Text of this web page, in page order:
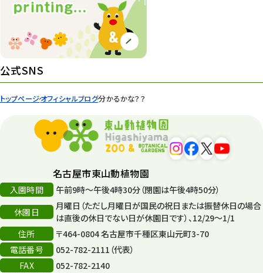
トップページオフィシャルブログ分かるかな？？
イベント
園内の様子
遊園地 6
平和公園
再生
再生フォーラム 14
80周年
その他
公式SNS
名古屋市東山動植物園
入園時間
午前9時～午後4時30分（閉園は午後4時50分）
休園日
月曜日（ただし月曜日が国民の祝日または振替休日の場合
は直後の休日でない日が休園日です）、12/29～1/1
住所
〒464-0804 名古屋市千種区東山元町3-70
電話番号
052-782-2111（代表）
FAX
052-782-2140